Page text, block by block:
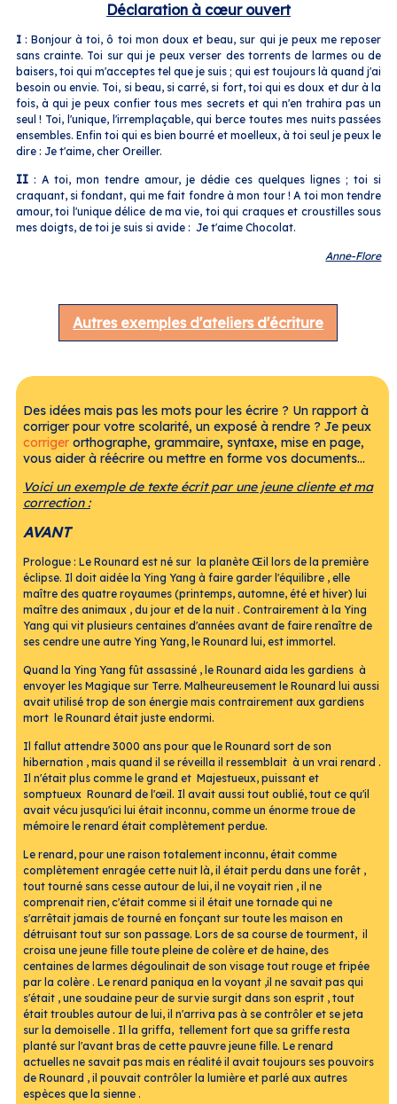
Déclaration à cœur ouvert
I : Bonjour à toi, ô toi mon doux et beau, sur qui je peux me reposer
sans crainte. Toi sur qui je peux verser des torrents de larmes ou de
baisers, toi qui m'acceptes tel que je suis ; qui est toujours là quand j'ai
besoin ou envie. Toi, si beau, si carré, si fort, toi qui es doux et dur à la
fois, à qui je peux confier tous mes secrets et qui n'en trahira pas un
seul ! Toi, l'unique, l'irremplaçable, qui berce toutes mes nuits passées
ensembles. Enfin toi qui es bien bourré et moelleux, à toi seul je peux le
dire : Je t'aime, cher Oreiller.
II: A toi, mon tendre amour, je dédie ces quelques lignes ; toi si
craquant, si fondant, qui me fait fondre à mon tour ! A toi mon tendre
amour, toi l'unique délice de ma vie, toi qui craques et croustilles sous
mes doigts, de toi je suis si avide : Je t'aime Chocolat.
Anne-Flore
Autres exemples d'ateliers d'écriture
Des idées mais pas les mots pour les écrire ? Un rapport à
corriger pour votre scolarité, un exposé à rendre ? Je peux
corrigerorthographe, grammaire, syntaxe, mise en page,
vous aider à réécrire ou mettre en forme vos documents...
Voici un exemple de texte écrit par une jeune cliente et ma
correction :
AVANT
Prologue : Le Rounard est né sur la planète Œil lors de la première
éclipse. Il doit aidée la Ying Yang à faire garder l'équilibre , elle
maître des quatre royaumes (printemps, automne, été et hiver) lui
maître des animaux , du jour et de la nuit . Contrairement à la Ying
Yang qui vit plusieurs centaines d'années avant de faire renaître de
ses cendre une autre Ying Yang, le Rounard lui, est immortel.
Quand la Ying Yang fût assassiné , le Rounard aida les gardiens à
envoyer les Magique sur Terre. Malheureusement le Rounard lui aussi
avait utilisé trop de son énergie mais contrairement aux gardiens
mort le Rounard était juste endormi.
Il fallut attendre 3000 ans pour que le Rounard sort de son
hibernation , mais quand il se réveilla il ressemblait à un vrai renard .
Il n'était plus comme le grand et Majestueux, puissant et
somptueux Rounard de l'œil. Il avait aussi tout oublié, tout ce qu'il
avait vécu jusqu'ici lui était inconnu, comme un énorme troue de
mémoire le renard était complètement perdue.
Le renard, pour une raison totalement inconnu, était comme
complètement enragée cette nuit là, il était perdu dans une forêt ,
tout tourné sans cesse autour de lui, il ne voyait rien , il ne
comprenait rien, c'était comme si il était une tornade qui ne
s'arrêtait jamais de tourné en fonçant sur toute les maison en
détruisant tout sur son passage. Lors de sa course de tourment, il
croisa une jeune fille toute pleine de colère et de haine, des
centaines de larmes dégoulinait de son visage tout rouge et fripée
par la colère . Le renard paniqua en la voyant ,il ne savait pas qui
s'était , une soudaine peur de survie surgit dans son esprit , tout
était troubles autour de lui, il n'arriva pas à se contrôler et se jeta
sur la demoiselle . Il la griffa, tellement fort que sa griffe resta
planté sur l'avant bras de cette pauvre jeune fille. Le renard
actuelles ne savait pas mais en réalité il avait toujours ses pouvoirs
de Rounard , il pouvait contrôler la lumière et parlé aux autres
espèces que la sienne .